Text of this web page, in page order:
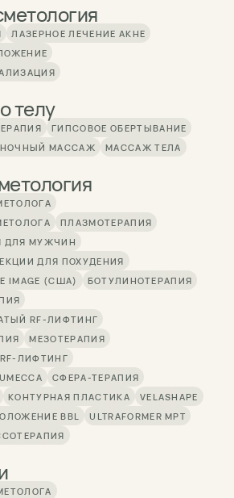
ЛАЗЕРНОЕ ЛЕЧЕНИЕ АКНЕ
телу
ГИПСОВОЕ ОБЕРТЫВАНИЕ
МАССАЖ
МАССАЖ ТЕЛА
ПЛАЗМОТЕРАПИЯ
ДЛЯ МУЖЧИН
ДЛЯ ПОХУДЕНИЯ
IMAGE (США)
БОТУЛИНОТЕРАПИЯ
RF-ЛИФТИНГ
МЕЗОТЕРАПИЯ
ЛИФТИНГ
СФЕРА-ТЕРАПИЯ
КОНТУРНАЯ ПЛАСТИКА
VELASHAPE
BBL
ULTRAFORMER MPT